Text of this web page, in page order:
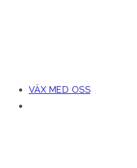
VÄX MED OSS